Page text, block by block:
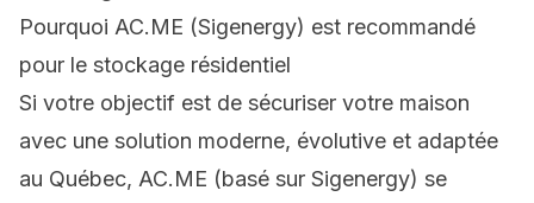
Pourquoi AC.ME (Sigenergy) est recommandé
pour le stockage résidentiel
Si votre objectif est de sécuriser votre maison
avec une solution moderne, évolutive et adaptée
au Québec, AC.ME (basé sur Sigenergy) se